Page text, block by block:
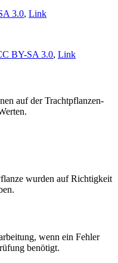
3.0, Link
BY-SA 3.0, Link
auf der Trachtpflanzen-
wurden auf Richtigkeit
wenn ein Fehler
benötigt.